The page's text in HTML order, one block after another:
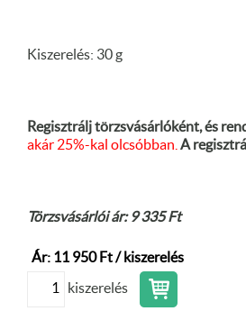
Kiszerelés: 30 g
Regisztrálj törzsvásárlóként, és
akár 25%-kal olcsóbban. A
Törzsvásárlói ár: 9 335 Ft
Ár: 11 950 Ft / kiszerelés
kiszerelés